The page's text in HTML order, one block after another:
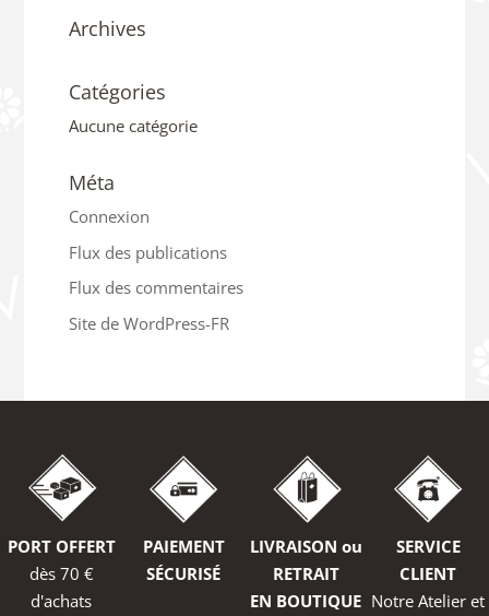
Archives
Catégories
Aucune catégorie
Méta
Connexion
Flux des publications
Flux des commentaires
Site de WordPress-FR
PORT OFFERT
dès 70 €
d'achats
PAIEMENT
SÉCURISÉ
LIVRAISON ou
RETRAIT
EN BOUTIQUE
SERVICE
CLIENT
Notre Atelier et